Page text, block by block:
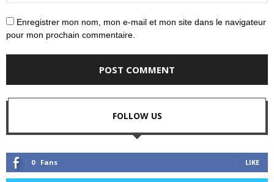
Enregistrer mon nom, mon e-mail et mon site dans le navigateur
pour mon prochain commentaire.
FOLLOW US
0 Fans LIKE